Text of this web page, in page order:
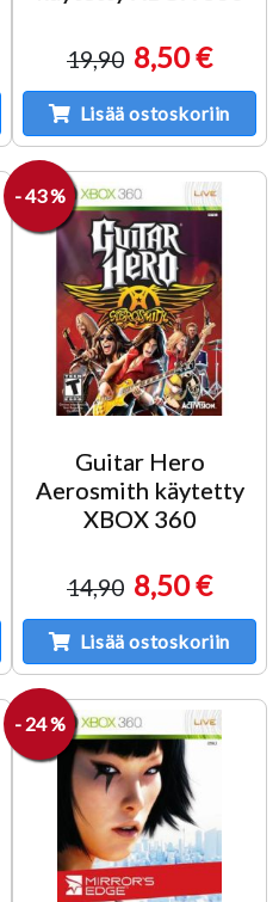
19,90 8,50 €
Lisää ostoskoriin
Guitar Hero
Aerosmith käytetty
XBOX 360
14,90 8,50 €
- 43 %
Lisää ostoskoriin
- 24 %